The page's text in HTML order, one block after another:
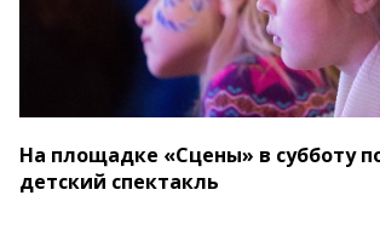
На площадке «Сцены» в субботу
детский спектакль